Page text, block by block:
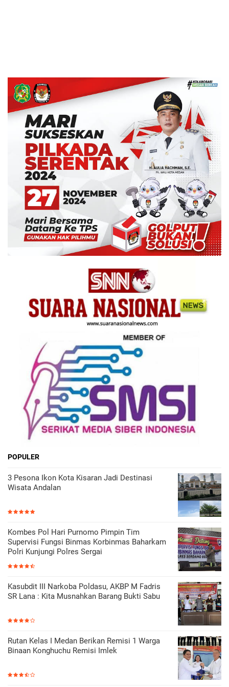
POPULER
3 Pesona Ikon Kota Kisaran Jadi Destinasi
Wisata Andalan
Kombes Pol Hari Purnomo Pimpin Tim
Supervisi Fungsi Binmas Korbinmas Baharkam
Polri Kunjungi Polres Sergai
Kasubdit III Narkoba Poldasu, AKBP M Fadris
SR Lana : Kita Musnahkan Barang Bukti Sabu
Rutan Kelas I Medan Berikan Remisi 1 Warga
Binaan Konghuchu Remisi Imlek